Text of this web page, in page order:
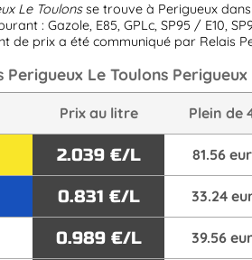
Le Toulonsse trouve à Perigueux
: Gazole, E85, GPLc, SP95 / E10,
de prix a été communiqué par Relais
Le Toulons Perigueux
Prix au litre Plein de
2.039 €/L 81.56
0.831 €/L 33.24
0.989 €/L 39.56